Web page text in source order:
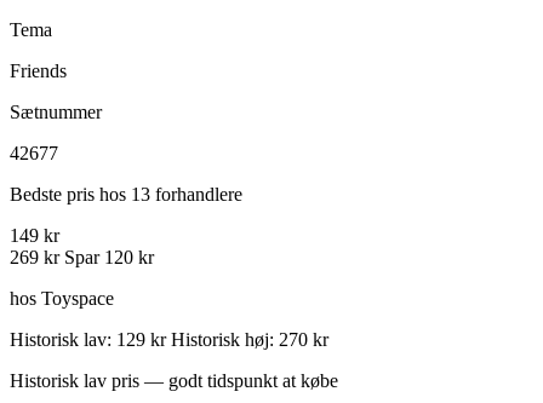
Tema
Friends
Sætnummer
42677
Bedste pris hos 13 forhandlere
149 kr
269 kr Spar 120 kr
hos Toyspace
Historisk lav: 129 kr Historisk høj: 270 kr
Historisk lav pris — godt tidspunkt at købe